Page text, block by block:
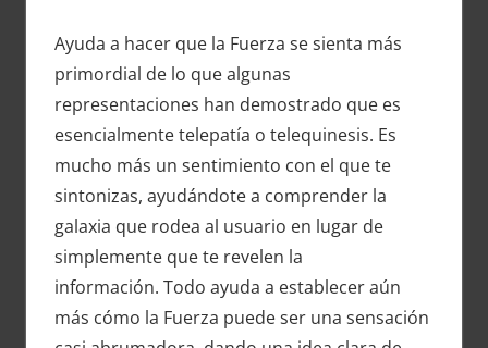
Ayuda a hacer que la Fuerza se sienta más
primordial de lo que algunas
representaciones han demostrado que es
esencialmente telepatía o telequinesis. Es
mucho más un sentimiento con el que te
sintonizas, ayudándote a comprender la
galaxia que rodea al usuario en lugar de
simplemente que te revelen la
información. Todo ayuda a establecer aún
más cómo la Fuerza puede ser una sensación